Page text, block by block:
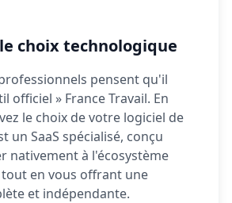
choix technologique
pensent qu'il
officiel » France Travail. En
le choix de votre logiciel de
un SaaS spécialisé, conçu
nativement à l'écosystème
tout en vous offrant une
et indépendante.